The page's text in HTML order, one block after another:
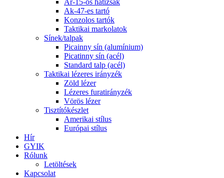
Ar-15-ös hátizsák
Ak-47-es tartó
Konzolos tartók
Taktikai markolatok
Sínek/talpak
Picainny sín (alumínium)
Picatinny sín (acél)
Standard talp (acél)
Taktikai lézeres irányzék
Zöld lézer
Lézeres furatirányzék
Vörös lézer
Tisztítókészlet
Amerikai stílus
Európai stílus
Hír
GYIK
Rólunk
Letöltések
Kapcsolat